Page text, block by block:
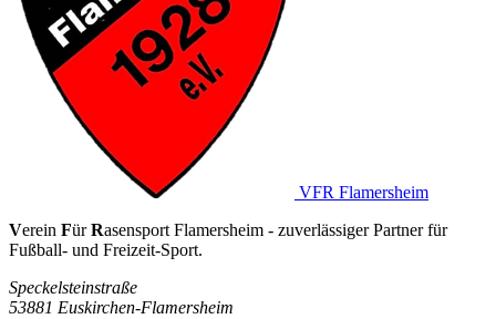
VFR Flamersheim
Verein FürRasensport Flamersheim - zuverlässiger Partner für
Fußball- und Freizeit-Sport.
Speckelsteinstraße
53881 Euskirchen-Flamersheim